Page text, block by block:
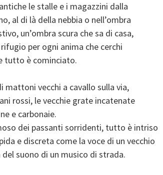
le stalle e i magazzini dalla
al di là della nebbia o nell’ombra
un’ombra scura che sa di casa,
per ogni anima che cerchi
tutto è cominciato.
mattoni vecchi a cavallo sulla via,
rossi, le vecchie grate incatenate
e carbonaie.
dei passanti sorridenti, tutto è intriso
e discreta come la voce di un vecchio
suono di un musico di strada.